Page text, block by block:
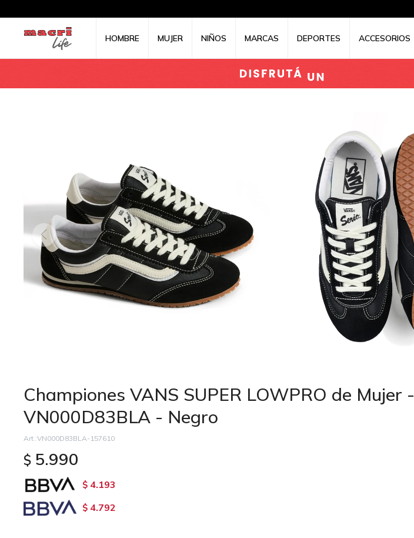
HOMBRE MUJER NIÑOS MARCAS DEPORTES ACCESORIOS
Championes VANS SUPER LOWPRO de Mujer -
VN000D83BLA - Negro
VN000D83BLA-157610
$ 5.990
$ 4.193
$ 4.792